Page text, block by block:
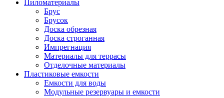
Пиломатериалы
Брус
Брусок
Доска обрезная
Доска строганная
Импрегнация
Материалы для террасы
Отделочные материалы
Пластиковые емкости
Емкости для воды
Модульные резервуары и емкости